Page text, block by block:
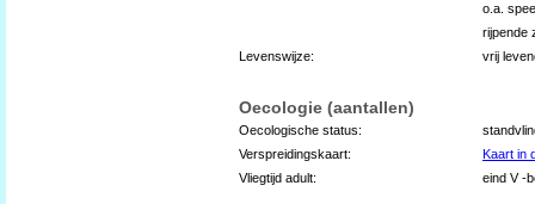
o.a.
rijpende
Levenswijze:
vrij
Oecologie (aantallen)
Oecologische status:
Verspreidingskaart:
Kaart in
Vliegtijd adult:
eind V -